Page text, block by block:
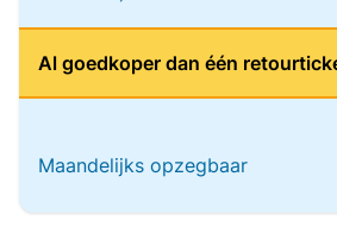
Al goedkoper dan één
Maandelijks opzegbaar